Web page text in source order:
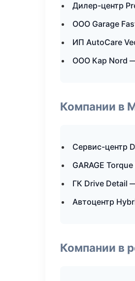
Дилер-центр
ООО Garage
ИП AutoCare
ООО Кар Nord
Компании в
Сервис-центр
GARAGE
ГК Drive Detail
Автоцентр
Компании в